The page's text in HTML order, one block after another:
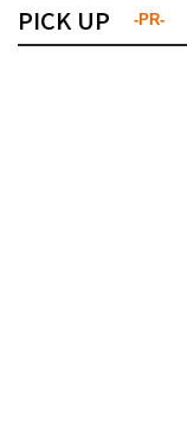
PICK UP -PR-